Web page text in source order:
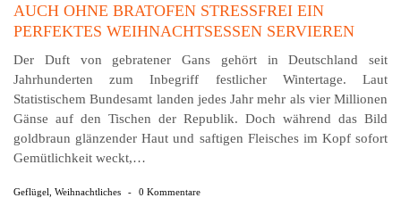
AUCH OHNE BRATOFEN STRESSFREI EIN
PERFEKTES WEIHNACHTSESSEN SERVIEREN
Der Duft von gebratener Gans gehört in Deutschland seit
Jahrhunderten zum Inbegriff festlicher Wintertage. Laut
Statistischem Bundesamt landen jedes Jahr mehr als vier Millionen
Gänse auf den Tischen der Republik. Doch während das Bild
goldbraun glänzender Haut und saftigen Fleisches im Kopf sofort
Gemütlichkeit weckt,…
Geflügel Weihnachtliches - 0 Kommentare